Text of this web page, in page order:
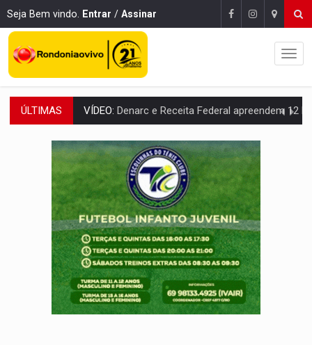
Seja Bem vindo. Entrar / Assinar
ÚLTIMAS OPERAÇÃO DA PC:Membros do CV são presos com armas e drogas após
ENTRADA GRATUITA:Espetáculo As Marias Somos Nós será
VÍDEO: Três são presos após furto de motocicleta em frente
CELEBRAÇÃO:Cerejeiras completa 43 anos de emancipação com
SAÚDE:Anvisa desmente boato sobre presença de plástico ou
VÍDEO:Pitbulls fogem de residência e atacam casal de idosos
AÇÃO CONJUNTA:Forças policiais apreendem cerca de 1kg de
PF ESTÁ APURANDO:Flávio Bolsonaro escolhe Alfredo Gaspar como vice, alvo de